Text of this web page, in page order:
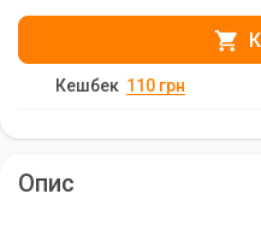
Кешбек 110 грн
Опис